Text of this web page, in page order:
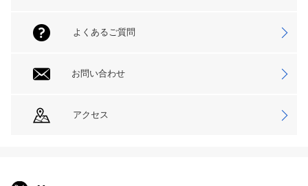
よくあるご質問
お問い合わせ
アクセス